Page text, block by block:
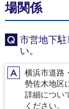
場関係
Q
市営地下
い。
A横浜市道路
勢佐木地区
詳細につい
ください。